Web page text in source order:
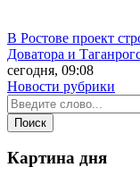
В Ростове проект
Доватора и
сегодня, 09:08
Новости рубрики
Картина дня